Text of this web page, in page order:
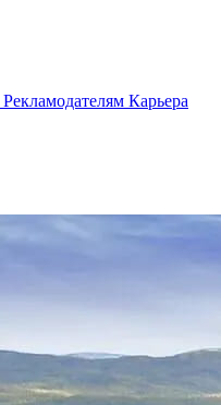
Рекламодателям Карьера